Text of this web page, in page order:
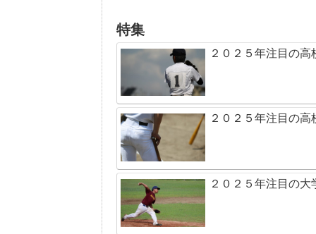
特集
２０２５年注目の
２０２５年注目の
２０２５年注目の